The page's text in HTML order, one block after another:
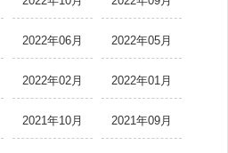
2022年06月 2022年05月
2022年02月 2022年01月
2021年10月 2021年09月